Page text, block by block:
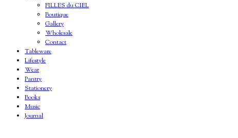
FILLES du CIEL
Boutique
Gallery
Wholesale
Contact
Tableware
Lifestyle
Wear
Pantry
Stationery
Books
Music
Journal